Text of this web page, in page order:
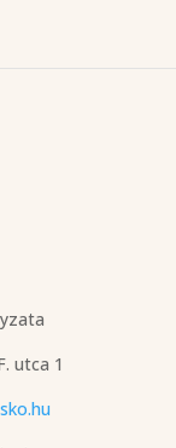
utca 1